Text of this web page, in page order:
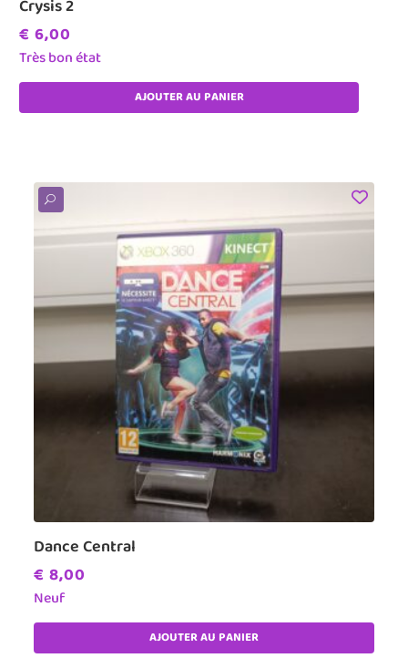
Crysis 2
€ 6,00
Très bon état
AJOUTER AU PANIER
Dance Central
€ 8,00
Neuf
U
AJOUTER AU PANIER